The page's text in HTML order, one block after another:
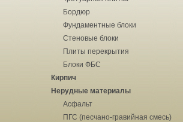
Бордюр
Фундаментные блоки
Стеновые блоки
Плиты перекрытия
Блоки ФБС
Кирпич
Нерудные материалы
Асфальт
ПГС (песчано-гравийная смесь)